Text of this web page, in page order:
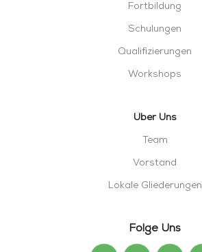
Fortbildung
Schulungen
Qualifizierungen
Workshops
Über Uns
Team
Vorstand
Lokale Gliederungen
Folge Uns